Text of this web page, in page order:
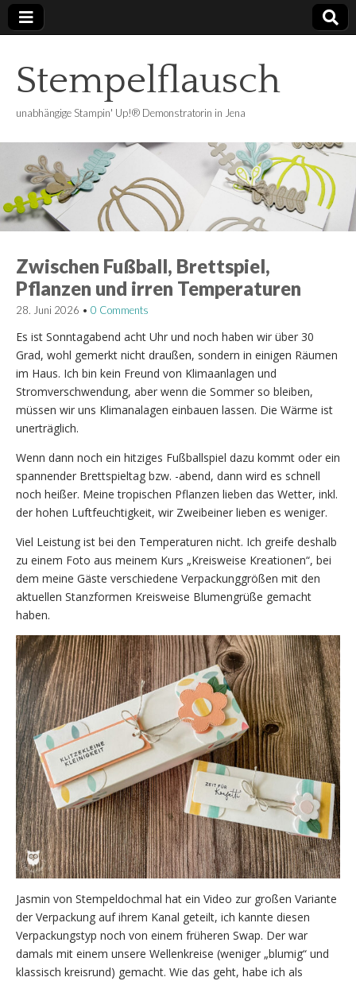
Stempelflausch
unabhängige Stampin' Up!® Demonstratorin in Jena
Zwischen Fußball, Brettspiel,
Pflanzen und irren Temperaturen
28. Juni 2026 • 0 Comments
Es ist Sonntagabend acht Uhr und noch haben wir über 30
Grad, wohl gemerkt nicht draußen, sondern in einigen Räumen
im Haus. Ich bin kein Freund von Klimaanlagen und
Stromverschwendung, aber wenn die Sommer so bleiben,
müssen wir uns Klimanalagen einbauen lassen. Die Wärme ist
unerträglich.
Wenn dann noch ein hitziges Fußballspiel dazu kommt oder ein
spannender Brettspieltag bzw. -abend, dann wird es schnell
noch heißer. Meine tropischen Pflanzen lieben das Wetter, inkl.
der hohen Luftfeuchtigkeit, wir Zweibeiner lieben es weniger.
Viel Leistung ist bei den Temperaturen nicht. Ich greife deshalb
zu einem Foto aus meinem Kurs „Kreisweise Kreationen“, bei
dem meine Gäste verschiedene Verpackunggrößen mit den
aktuellen Stanzformen Kreisweise Blumengrüße gemacht
haben.
Jasmin von Stempeldochmal hat ein Video zur großen Variante
der Verpackung auf ihrem Kanal geteilt, ich kannte diesen
Verpackungstyp noch von einem früheren Swap. Der war
damals mit einem unsere Wellenkreise (weniger „blumig“ und
klassisch kreisrund) gemacht. Wie das geht, habe ich als